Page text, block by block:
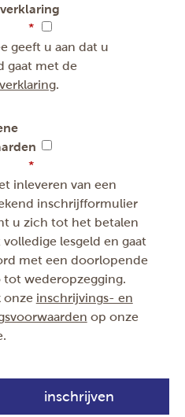
geeft u aan dat u
gaat met de
.
inleveren van een
inschrijfformulier
u zich tot het betalen
volledige lesgeld en gaat
met een doorlopende
tot wederopzegging.
onze inschrijvings- en
op onze